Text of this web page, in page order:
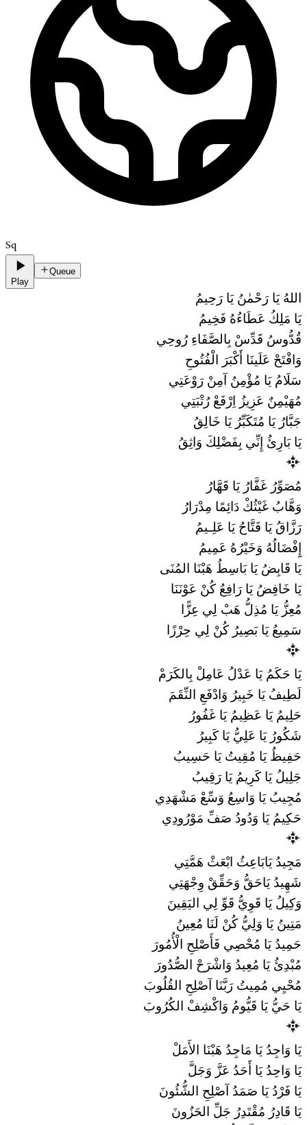
Sq
Play
Queue
اللهُ يَا رَحْمٰنُ يَا رَحِيمُ
يَا مَلِكُ عَطَاءُهُ فَخِيمُ
قُدُّوسُ قَدِّسْ بِالصَّفَاءِ رُوحِي
وَافْتَحْ عَلَينَا أَكْبَرَ الْفُتُوحِ
سَلَامُ يَا مُؤْمِنُ آمِنْ رَوْعَتِي
مُهَيْمِنٌ عَزِيزُ اِرْفَعْ رُتْبَتِي
جَبَّارُ يَا مُتَكَبِّرُ يَا خَالِقُ
يَا بَارِئُ إِنِّي بِفَضْلِكَ وَاثِقُ
مُصَوِّرُ غَفَّارُ يَا قَهَّارُ
وَهَّابُ غَيْثُكْ دَائِمًا مِدْرَارُ
رَزَّاقُ يَا فَتَّاحُ يَا عَلِـيمُ
إِِفْضَالُهُ وَخَيْرُهُ عَمِيمُ
يَا قَابِضُ يَا بَاسِطُ هَبْنَا المُنَى
يَا خَافِضُ يَا رَافِعُ كُنْ عَوْنَنَا
مُعِزُّ يَا مُذِلُّ هَبْ لِي عِزًّا
سَمِيعُ يَا بَصِيرُ كُنْ لِي حِرْزًا
يَا حَكَمُ يَا عَدْلُ عَامِلْ بِالكَرَمْ
لَطِيفُ يَا خَبِيرُ وَادْفَعِ النِّقَمَ
حَلِيمُ يَا عَظِيمُ يَا غَفُورُ
شَكُورُ يَا عَلِيُّ يَا كَبِيرُ
حَفِيظُ يَا مُقِيتُ يَا حَسِيبُ
جَلِيلُ يَا كَرِيمُ يَا رَقِيبُ
مُجِيبُ يَا وَاسِعُ وَسِّعْ مَشْهَدِي
حَكِيمُ يَا وَدُودُ صَفِّ مَوْرُودِي
مَجِيدُ يَابَاعِثُ ابْعَثْ هَمَّتِي
شَهِيدُ يَاحَقُّ وَحَقِّقْ وِجْهَتِي
وَكِيلُ يَا قَوِيُّ قَوِّ لِي اليَقِينَ
مَتِينُ يَا وَلِيُّ كُنْ لَنَا مُعِينُ
حَمِيدُ يَا مُحْصِي فَأَصْلِحِ الْأُمُورَ
مُبْدِئُ يَا مُعِيدُ وَاشْرَحْ الصُّدُورَ
مُحْيِي مُمِيتُ رَبَّنَا آصْلِحِ القُلُوبَ
يَا حَيُّ يَا قَيُّومُ وَاكْشِفْ الكُرُوبَ
يَا وَاجِدُ يَا مَاجِدُ هَبْنَا الأَمَلْ
يَا وَاحِدُ يَا أَحَدُ عَزَّ وَجَلَّ
يَا فَرْدُ يَا صَمَدُ آصْلِحِ الشُّئُونَ
يَا قَادِرُ مُقْتَدِرُ جَلِّ الحَزُونَ